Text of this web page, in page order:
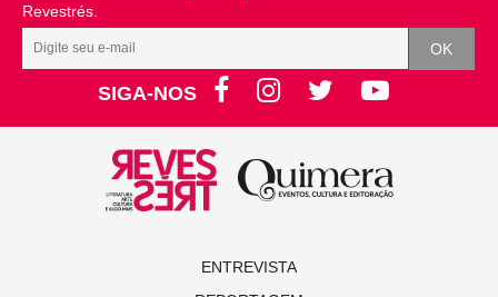
Revestrés.
SIGA-NOS
ENTREVISTA